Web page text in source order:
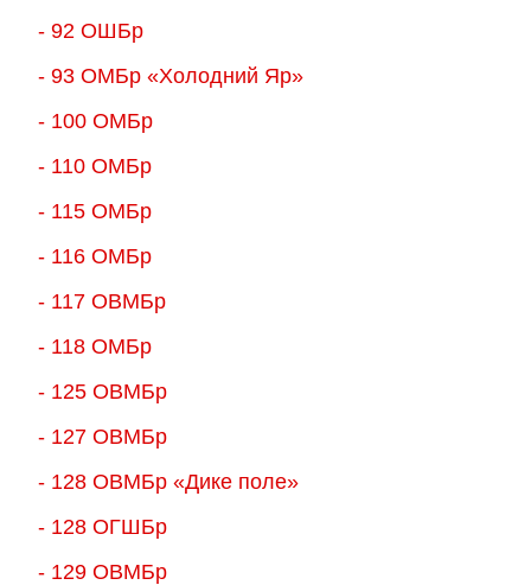
- 92 ОШБр
- 93 ОМБр «Холодний Яр»
- 100 ОМБр
- 110 ОМБр
- 115 ОМБр
- 116 ОМБр
- 117 ОВМБр
- 118 ОМБр
- 125 ОВМБр
- 127 ОВМБр
- 128 ОВМБр «Дике поле»
- 128 ОГШБр
- 129 ОВМБр